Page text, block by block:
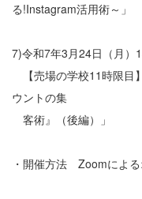
る!Instagram活用術～」
7)令和7年3月24日（月）
【売場の学校11時限目
ウントの集
客術』（後編）」
・開催方法 Zoomによ